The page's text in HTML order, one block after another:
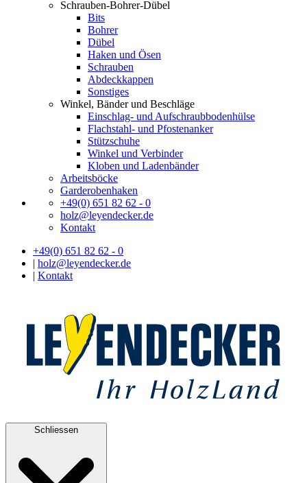
Schrauben-Bohrer-Dübel
Bits
Bohrer
Dübel
Haken und Ösen
Schrauben
Abdeckkappen
Sonstiges
Winkel, Bänder und Beschläge
Einschlag- und Aufschraubbodenhülse
Flachstahl- und Pfostenanker
Stützschuhe
Winkel und Verbinder
Kloben und Ladenbänder
Arbeitsböcke
Garderobenhaken
+49(0) 651 82 62 - 0
holz@leyendecker.de
Kontakt
+49(0) 651 82 62 - 0
| holz@leyendecker.de
| Kontakt
Schliessen